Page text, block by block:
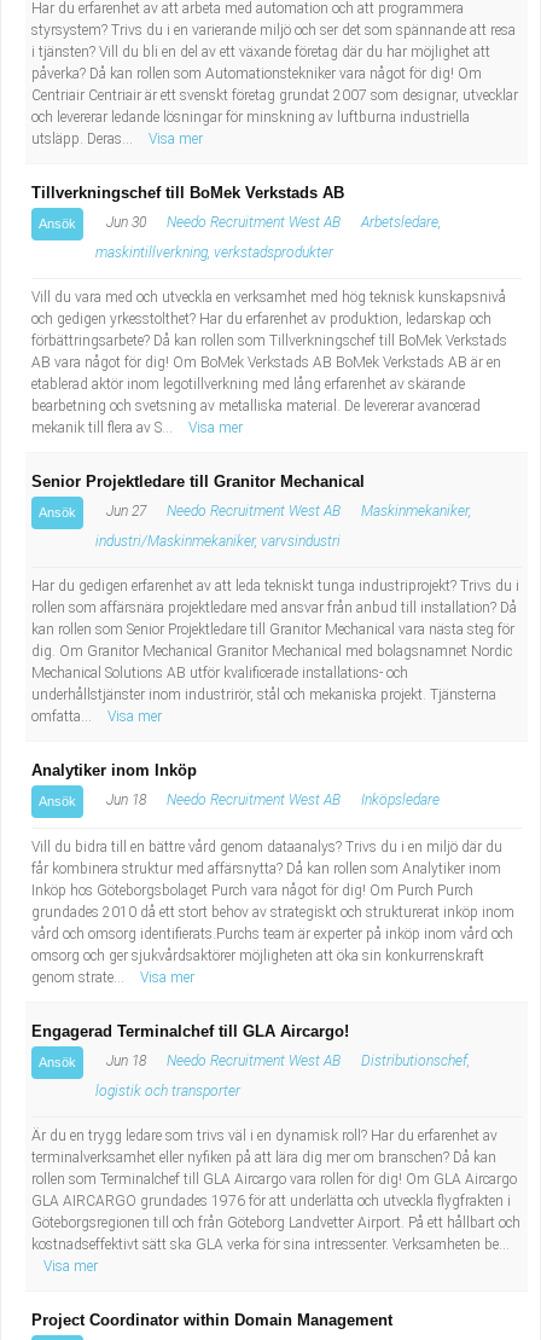
Har du erfarenhet av att arbeta med automation och att programmera
styrsystem? Trivs du i en varierande miljö och ser det som spännande att resa
i tjänsten? Vill du bli en del av ett växande företag där du har möjlighet att
påverka? Då kan rollen som Automationstekniker vara något för dig! Om
Centriair Centriair är ett svenskt företag grundat 2007 som designar, utvecklar
och levererar ledande lösningar för minskning av luftburna industriella
utsläpp. Deras...
Visa mer
Tillverkningschef till BoMek Verkstads AB
Ansök Jun 30 Needo Recruitment West AB
Arbetsledare,
maskintillverkning, verkstadsprodukter
Vill du vara med och utveckla en verksamhet med hög teknisk kunskapsnivå
och gedigen yrkesstolthet? Har du erfarenhet av produktion, ledarskap och
förbättringsarbete? Då kan rollen som Tillverkningschef till BoMek Verkstads
AB vara något för dig! Om BoMek Verkstads AB BoMek Verkstads AB är en
etablerad aktör inom legotillverkning med lång erfarenhet av skärande
bearbetning och svetsning av metalliska material. De levererar avancerad
mekanik till flera av S...
Visa mer
Senior Projektledare till Granitor Mechanical
Ansök Jun 27 Needo Recruitment West AB
Maskinmekaniker,
industri/Maskinmekaniker, varvsindustri
Har du gedigen erfarenhet av att leda tekniskt tunga industriprojekt? Trivs du i
rollen som affärsnära projektledare med ansvar från anbud till installation? Då
kan rollen som Senior Projektledare till Granitor Mechanical vara nästa steg för
dig. Om Granitor Mechanical Granitor Mechanical med bolagsnamnet Nordic
Mechanical Solutions AB utför kvalificerade installations- och
underhållstjänster inom industrirör, stål och mekaniska projekt. Tjänsterna
omfatta...
Visa mer
Analytiker inom Inköp
Ansök Jun 18 Needo Recruitment West AB Inköpsledare
Vill du bidra till en bättre vård genom dataanalys? Trivs du i en miljö där du
får kombinera struktur med affärsnytta? Då kan rollen som Analytiker inom
Inköp hos Göteborgsbolaget Purch vara något för dig! Om Purch Purch
grundades 2010 då ett stort behov av strategiskt och strukturerat inköp inom
vård och omsorg identifierats.Purchs team är experter på inköp inom vård och
omsorg och ger sjukvårdsaktörer möjligheten att öka sin konkurrenskraft
genom strate...
Visa mer
Engagerad Terminalchef till GLA Aircargo!
Ansök Jun 18 Needo Recruitment West AB
Distributionschef,
logistik och transporter
Är du en trygg ledare som trivs väl i en dynamisk roll? Har du erfarenhet av
terminalverksamhet eller nyfiken på att lära dig mer om branschen? Då kan
rollen som Terminalchef till GLA Aircargo vara rollen för dig! Om GLA Aircargo
GLA AIRCARGO grundades 1976 för att underlätta och utveckla flygfrakten i
Göteborgsregionen till och från Göteborg Landvetter Airport. På ett hållbart och
kostnadseffektivt sätt ska GLA verka för sina intressenter. Verksamheten be...
Visa mer
Project Coordinator within Domain Management